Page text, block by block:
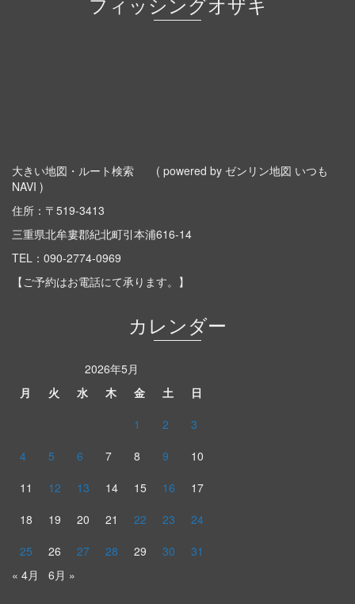
フィッシングオザキ
大きい地図・ルート検索
( powered by ゼンリン地図 いつも
NAVI )
住所：〒519-3413
三重県北牟婁郡紀北町引本浦616-14
TEL： 090-2774-0969
【ご予約はお電話にて承ります。】
カレンダー
2026年5月
月
火 水 木 金 土
日
1
2
3
4
5 6 7 8 9
10
11
12 13 14 15 16
17
18
19 20 21 22 23
24
25
26 27 28 29 30
31
« 4月
6月 »